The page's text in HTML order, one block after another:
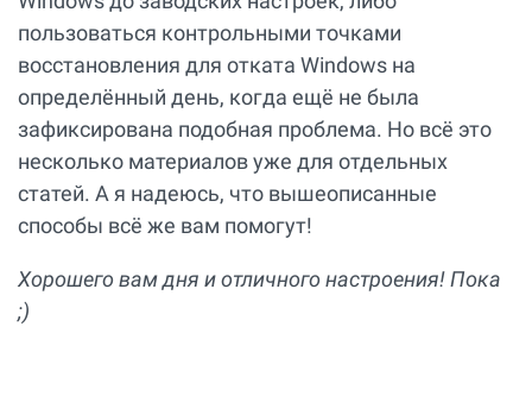
пользоваться контрольными точками
восстановления для отката Windows на
определённый день, когда ещё не была
зафиксирована подобная проблема. Но всё это
несколько материалов уже для отдельных
статей. А я надеюсь, что вышеописанные
способы всё же вам помогут!
Хорошего вам дня и отличного настроения! Пока
;)